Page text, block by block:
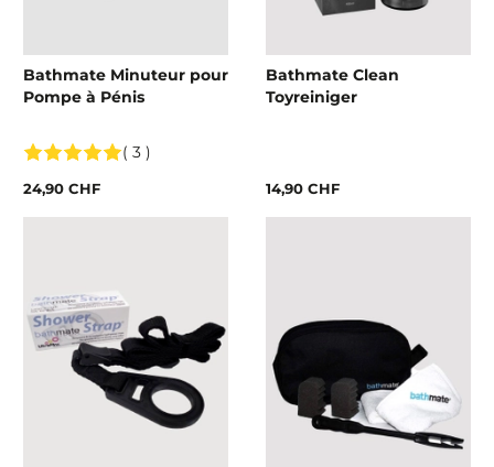
Bathmate Minuteur pour
Pompe à Pénis
( 3 )
24,90 CHF
Bathmate Clean
Toyreiniger
14,90 CHF